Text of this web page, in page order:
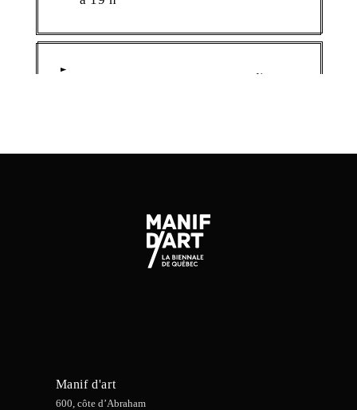
JARDINS SANS MURS : Jeudi 25
Manif d'art
600, côte d’Abraham